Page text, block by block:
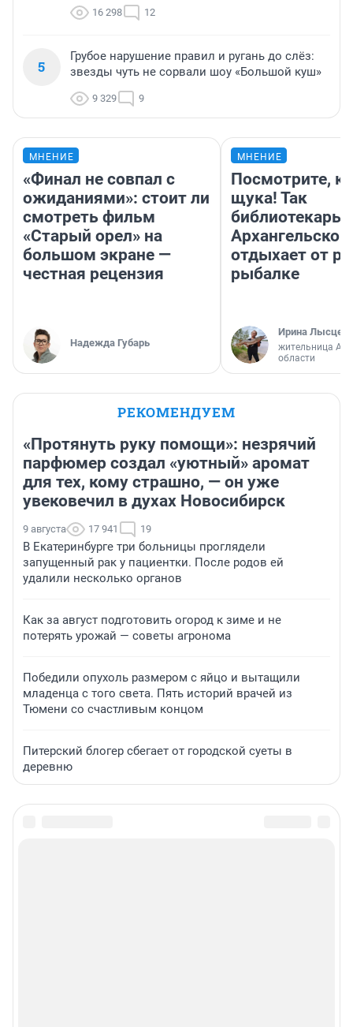
16 298 12
5
Грубое нарушение правил и ругань до слёз:
звезды чуть не сорвали шоу «Большой куш»
9 329 9
МНЕНИЕ
«Финал не совпал с
ожиданиями»: стоит ли
смотреть фильм
«Старый орел» на
большом экране —
честная рецензия
Надежда Губарь
МНЕНИЕ
Посмотрите,
щука! Так
библиотекарь
отдыхает от
рыбалке
Ирина Лысцева
жительница
области
РЕКОМЕНДУЕМ
«Протянуть руку помощи»: незрячий
парфюмер создал «уютный» аромат
для тех, кому страшно, — он уже
увековечил в духах Новосибирск
9 августа 17 941 19
В Екатеринбурге три больницы проглядели
запущенный рак у пациентки. После родов ей
удалили несколько органов
Как за август подготовить огород к зиме и не
потерять урожай — советы агронома
Победили опухоль размером с яйцо и вытащили
младенца с того света. Пять историй врачей из
Тюмени со счастливым концом
Питерский блогер сбегает от городской суеты в
деревню